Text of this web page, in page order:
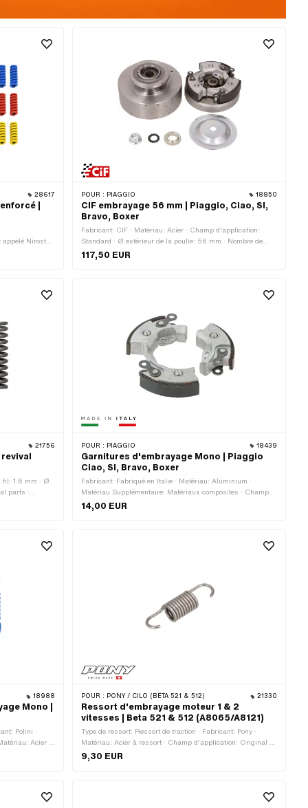
28617
|
appelé Nirosta)
de
· Ø extérieur:
POUR : PIAGGIO 18850
CIF embrayage 56 mm | Piaggio, Ciao, SI,
Bravo, Boxer
Fabricant: CIF · Matériau: Acier · Champ d'application:
Standard · Ø extérieur de la poulie: 56 mm · Nombre de
mâchoires: 2 pcs · Nombre de mâchoires: 3 pcs · Ø
extérieur: 90 mm · Nombre de ressorts: 2 pcs · Nombre de
117,50 EUR
21756
fil: 1.6 mm · Ø
parts ·
à ressort ·
28 mm
POUR : PIAGGIO 18439
Garnitures d'embrayage Mono | Piaggio
Ciao, SI, Bravo, Boxer
Fabricant: Fabriqué en Italie · Matériau: Aluminium ·
Matériau Supplémentaire: Matériaux composites · Champ
d'application: Standard · Nombre de mâchoires: 3 pcs ·
Épaisseur: 14 mm
14,00 EUR
18988
Mono |
Polini ·
Acier à
Tuning
POUR : PONY / CILO (BÊTA 521 & 512) 21330
Ressort d'embrayage moteur 1 & 2
vitesses | Beta 521 & 512 (A8065/A8121)
Type de ressort: Ressort de traction · Fabricant: Pony ·
Matériau: Acier à ressort · Champ d'application: Original ·
Champ d'application: Standard
9,30 EUR